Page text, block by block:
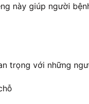
này giúp người
trọng với những